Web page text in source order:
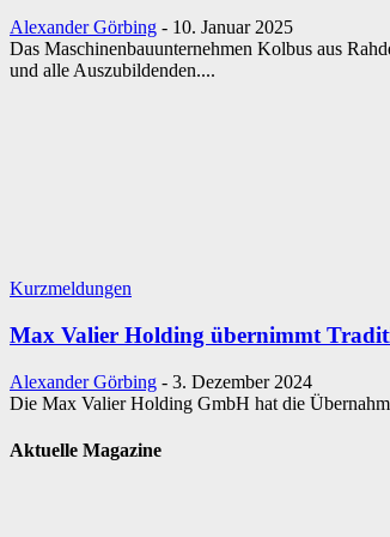
Alexander Görbing - 10. Januar 2025
Das Maschinenbauunternehmen Kolbus aus
und alle Auszubildenden....
Kurzmeldungen
Max Valier Holding übernimmt
Alexander Görbing - 3. Dezember 2024
Die Max Valier Holding GmbH hat die
Aktuelle Magazine